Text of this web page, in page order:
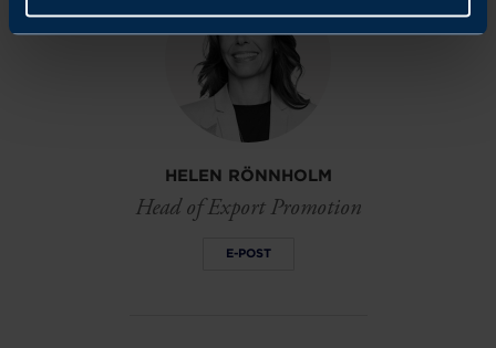
HELEN RÖNNHOLM
Head of Export Promotion
E-POST